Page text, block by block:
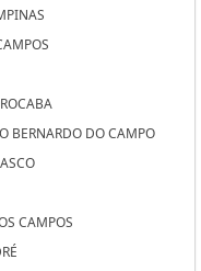
BERNARDO DO CAMPO
CAMPOS